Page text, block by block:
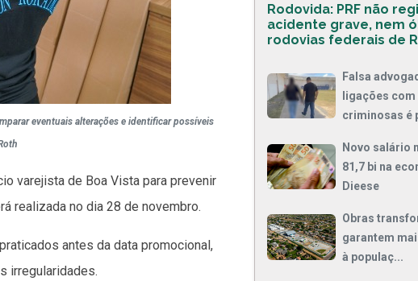
eventuais alterações e identificar possíveis
varejista de Boa Vista para prevenir
realizada no dia 28 de novembro.
antes da data promocional,
irregularidades.
Rodovida: PRF não
acidente grave, nem
rodovias federais de
Falsa
ligações
criminosas é
Novo salário
81,7 bi na
Dieese
Obras
garantem
à populaç...